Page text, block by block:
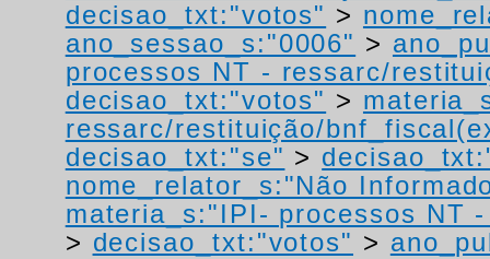
decisao_txt:"votos" >
ano_sessao_s:"0006" >
processos NT - ressarc/
decisao_txt:"votos" >
ressarc/restituição/
decisao_txt:"se" >
nome_relator_s:"Não
materia_s:"IPI- processos NT
> decisao_txt:"votos" >